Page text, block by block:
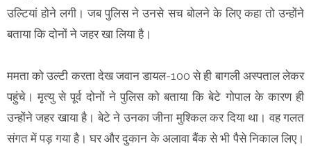
उल्टियां होने लगी। जब पुलिस ने उनसे सच बोलने के लिए कहा तो उन्होंने
बताया कि दोनों ने जहर खा लिया है।
ममता को उल्टी करता देख जवान डायल-100 से ही बागली अस्पताल लेकर
पहुंचे। मृत्यु से पूर्व दोनों ने पुलिस को बताया कि बेटे गोपाल के कारण ही
उन्होंने जहर खाया है। बेटे ने उनका जीना मुश्किल कर दिया था। वह गलत
संगत में पड़ गया है। घर और दुकान के अलावा बैंक से भी पैसे निकाल लिए।